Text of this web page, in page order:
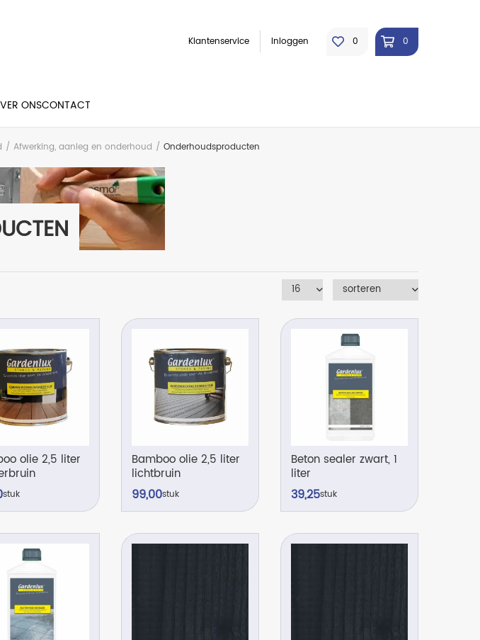
Klantenservice Inloggen 0 0
ONSCONTACT
/ Afwerking, aanleg en onderhoud / Onderhoudsproducten
olie 2,5 liter
stuk
Bamboo olie 2,5 liter
lichtbruin
99,00stuk
Beton sealer zwart, 1
liter
39,25stuk